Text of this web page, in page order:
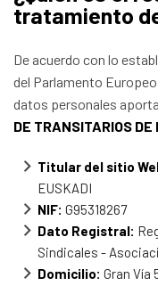
tratamiento
De acuerdo con lo
del Parlamento
datos personales
DE TRANSITARIOS DE
Titular del sitio
EUSKADI
NIF: G95318267
Dato Registral:
Sindicales -
Domicilio: Gran Vía